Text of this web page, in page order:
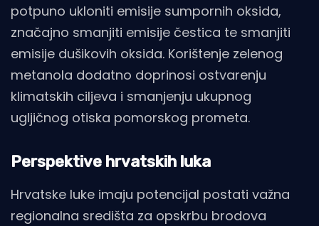
potpuno ukloniti emisije sumpornih oksida,
značajno smanjiti emisije čestica te smanjiti
emisije dušikovih oksida. Korištenje zelenog
metanola dodatno doprinosi ostvarenju
klimatskih ciljeva i smanjenju ukupnog
ugljičnog otiska pomorskog prometa.
Perspektive hrvatskih luka
Hrvatske luke imaju potencijal postati važna
regionalna središta za opskrbu brodova